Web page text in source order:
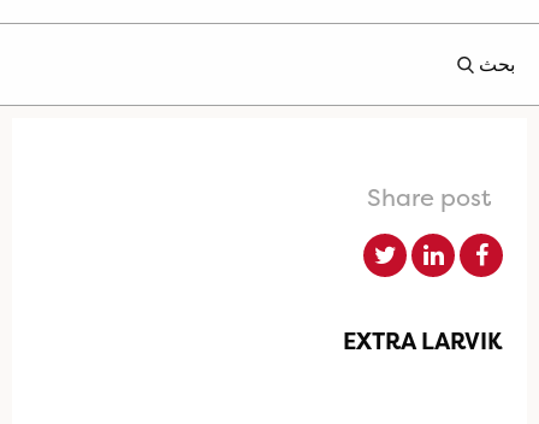
بحث
Share post
EXTRA LARVIK